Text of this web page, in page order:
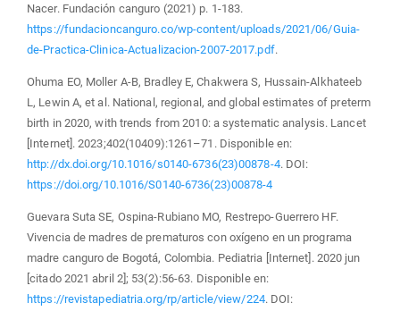
Nacer. Fundación canguro (2021) p. 1-183.
https://fundacioncanguro.co/wp-content/uploads/2021/06/Guia-
de-Practica-Clinica-Actualizacion-2007-2017.pdf.
Ohuma EO, Moller A-B, Bradley E, Chakwera S, Hussain-Alkhateeb
L, Lewin A, et al. National, regional, and global estimates of preterm
birth in 2020, with trends from 2010: a systematic analysis. Lancet
[Internet]. 2023;402(10409):1261–71. Disponible en:
http://dx.doi.org/10.1016/s0140-6736(23)00878-4. DOI:
https://doi.org/10.1016/S0140-6736(23)00878-4
Guevara Suta SE, Ospina-Rubiano MO, Restrepo-Guerrero HF.
Vivencia de madres de prematuros con oxígeno en un programa
madre canguro de Bogotá, Colombia. Pediatria [Internet]. 2020 jun
[citado 2021 abril 2]; 53(2):56-63. Disponible en:
https://revistapediatria.org/rp/article/view/224. DOI: